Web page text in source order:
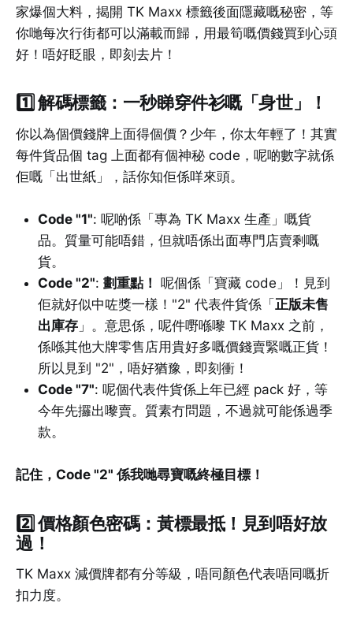
家爆個大料，揭開 TK Maxx 標籤後面隱藏嘅秘密，等
你哋每次行街都可以滿載而歸，用最筍嘅價錢買到心頭
好！唔好眨眼，即刻去片！
1️⃣解碼標籤：一秒睇穿件衫嘅「身世」！
你以為個價錢牌上面得個價？少年，你太年輕了！其實
每件貨品個 tag 上面都有個神秘 code，呢啲數字就係
佢嘅「出世紙」，話你知佢係咩來頭。
Code "1": 呢啲係「專為 TK Maxx 生產」嘅貨
品。質量可能唔錯，但就唔係出面專門店賣剩嘅
貨。
Code "2": 劃重點！ 呢個係「寶藏 code」！見到
佢就好似中咗獎一樣！"2" 代表件貨係「 正版未售
出庫存 」。意思係，呢件嘢喺嚟 TK Maxx 之前，
係喺其他大牌零售店用貴好多嘅價錢賣緊嘅正貨！
所以見到 "2"，唔好猶豫，即刻衝！
Code "7": 呢個代表件貨係上年已經 pack 好，等
今年先攞出嚟賣。質素冇問題，不過就可能係過季
款。
記住，Code "2" 係我哋尋寶嘅終極目標！
2️⃣價格顏色密碼：黃標最抵！見到唔好放
過！
TK Maxx 減價牌都有分等級，唔同顏色代表唔同嘅折
扣力度。